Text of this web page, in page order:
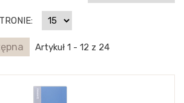
Artykuł 1 - 12 z 24